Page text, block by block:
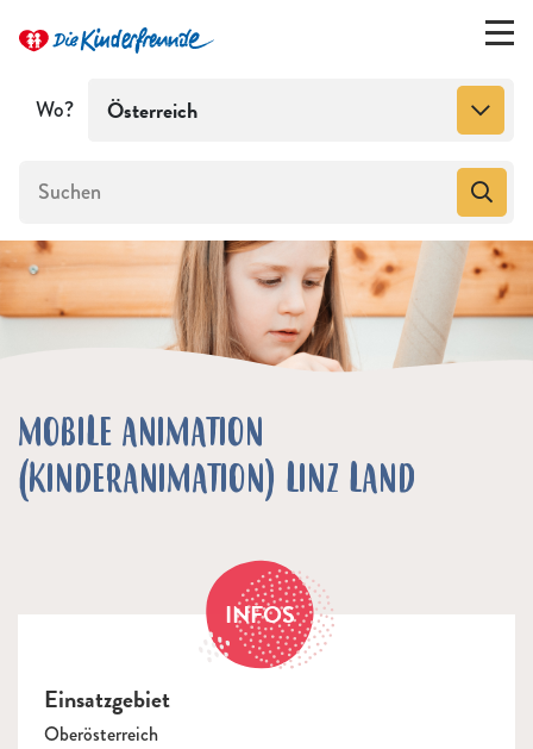
Wo? Österreich
MOBILE ANIMATION
(KINDERANIMATION) LINZ LAND
INFOS
Einsatzgebiet
Oberösterreich